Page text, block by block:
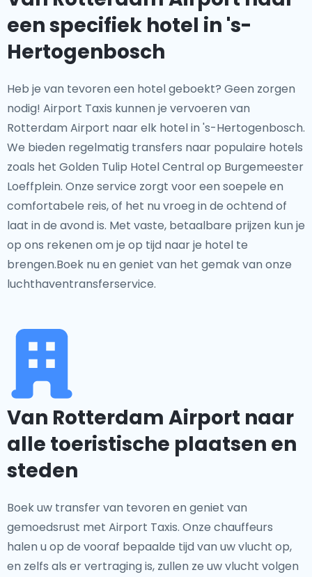
een specifiek hotel in 's-
Hertogenbosch
Heb je van tevoren een hotel geboekt? Geen zorgen
nodig! Airport Taxis kunnen je vervoeren van
Rotterdam Airport naar elk hotel in 's-Hertogenbosch.
We bieden regelmatig transfers naar populaire hotels
zoals het Golden Tulip Hotel Central op Burgemeester
Loeffplein. Onze service zorgt voor een soepele en
comfortabele reis, of het nu vroeg in de ochtend of
laat in de avond is. Met vaste, betaalbare prijzen kun je
op ons rekenen om je op tijd naar je hotel te
brengen.Boek nu en geniet van het gemak van onze
luchthaventransferservice.
Van Rotterdam Airport naar
alle toeristische plaatsen en
steden
Boek uw transfer van tevoren en geniet van
gemoedsrust met Airport Taxis. Onze chauffeurs
halen u op de vooraf bepaalde tijd van uw vlucht op,
en zelfs als er vertraging is, zullen ze uw vlucht volgen